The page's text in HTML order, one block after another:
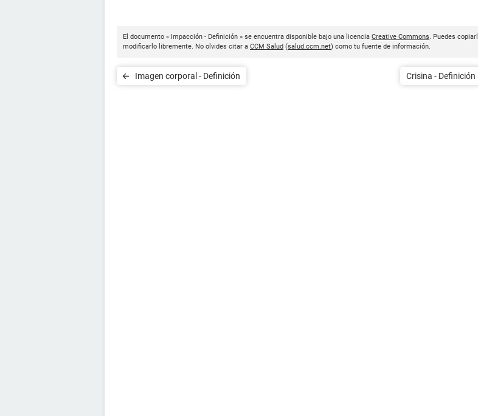
El documento « Impacción - Definición » se encuentra disponible bajo una licencia Creative Commons. Puedes
modificarlo libremente. No olvides citar a CCM Salud (salud.ccm.net) como tu fuente de información.
Imagen corporal - Definición Crisina - Definición